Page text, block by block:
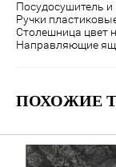
Посудосушитель
Ручки
Столешница цвет
Направляющие
ПОХОЖИЕ